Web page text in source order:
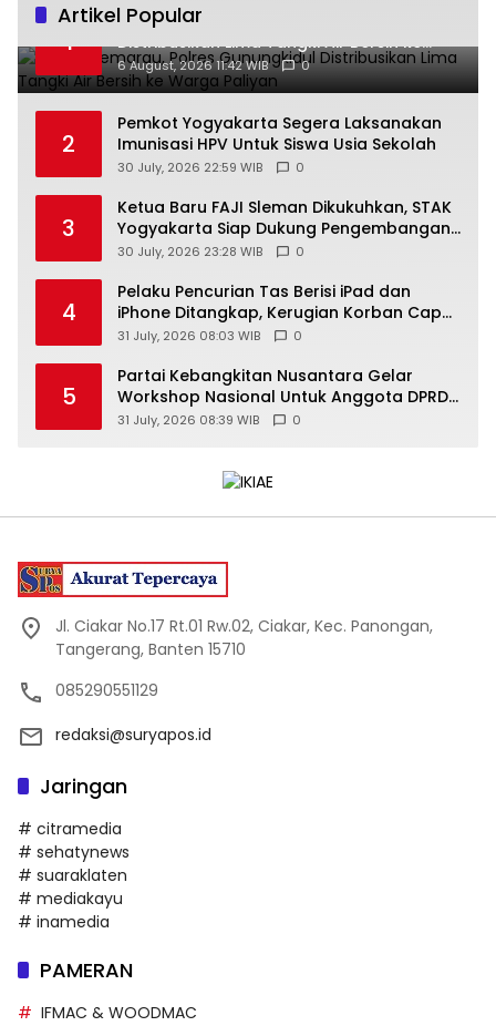
Artikel Popular
1
Musim Kemarau, Polres Gunungkidul
Distribusikan Lima Tangki Air Bersih ke
Warga Paliyan
6 August, 2026 11:42 WIB 0
2
Pemkot Yogyakarta Segera Laksanakan
Imunisasi HPV Untuk Siswa Usia Sekolah
30 July, 2026 22:59 WIB 0
3
Ketua Baru FAJI Sleman Dikukuhkan, STAK
Yogyakarta Siap Dukung Pengembangan
Arung Jeram DIY
30 July, 2026 23:28 WIB 0
4
Pelaku Pencurian Tas Berisi iPad dan
iPhone Ditangkap, Kerugian Korban Capai
Rp25 Juta
31 July, 2026 08:03 WIB 0
5
Partai Kebangkitan Nusantara Gelar
Workshop Nasional Untuk Anggota DPRD
Kabupaten/Kota di Yogyakarta
31 July, 2026 08:39 WIB 0
Jl. Ciakar No.17 Rt.01 Rw.02, Ciakar, Kec. Panongan,
Tangerang, Banten 15710
085290551129
redaksi@suryapos.id
Jaringan
# citramedia
# sehatynews
# suaraklaten
# mediakayu
# inamedia
PAMERAN
IFMAC & WOODMAC